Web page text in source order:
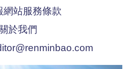
網站服務條款
關於我們